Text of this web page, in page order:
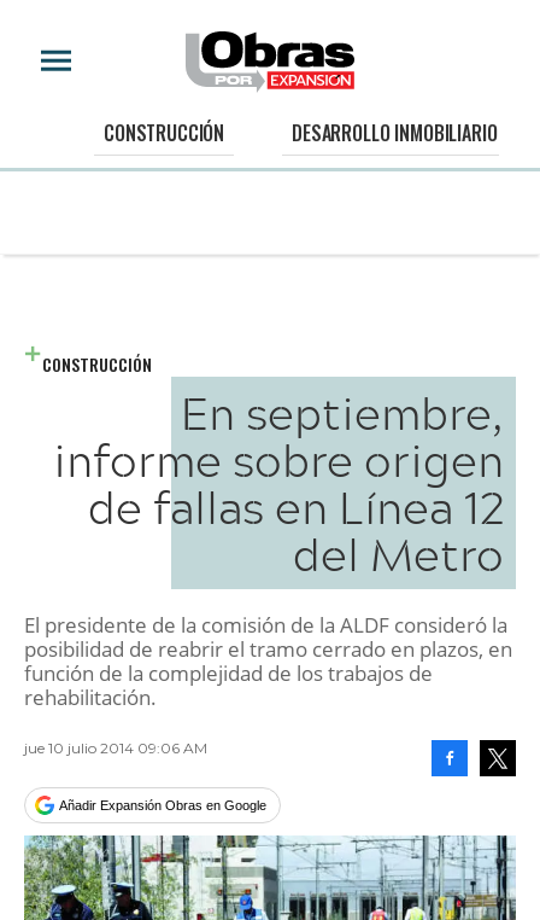
CONSTRUCCIÓN DESARROLLO INMOBILIARIO
CONSTRUCCIÓN
En septiembre,
informe sobre origen
de fallas en Línea 12
del Metro
El presidente de la comisión de la ALDF consideró la
posibilidad de reabrir el tramo cerrado en plazos, en
función de la complejidad de los trabajos de
rehabilitación.
jue 10 julio 2014 09:06 AM
Añadir Expansión Obras en Google